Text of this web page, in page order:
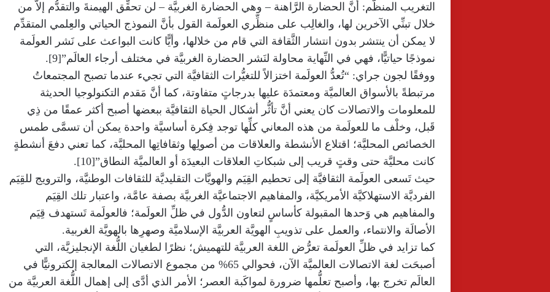
التغريب المنظَّم: أنَّ الحضارة الرَّاهنة – وهي الحضارة الغربيَّة – لن تحقِّق الهيمنةَ والتقدُّم إلاَّ من
خلال تبنِّي الآخرين لها، والغالِب على منظِّري العولَمة القول بأنَّ النموذج الحياتي والعِلمي المتقدِّم
لا يمكن أن ينتشر بدون انتشار الثَّقافة التي قام من خلالها، وأيًّا كانت البواعث على نَشر العولَمة
نموذجًا حياتيًّا، فهي في النِّهاية محاولة لنَشر الحضارة الغربيَّة في مختلف أرجاء العالَم”[9].
ووفقًا لجون جراي: “تُعدُّ العولَمة اختزالاً للتغيُّرات الثقافيَّة التي تجيء عندما تصبح المجتمعاتُ
مرتبطةً بالأسواق العالميَّة ومعتمدَة عليها بدرجاتٍ متفاوتة، كما أنَّ مَقدم التكنولوجيا الحديثة
للمعلومات والاتصالات كان يعني أنَّ تأثُّر أشكال الحياة الثقافيَّة ببعضها أصبح أكثر عمقًا من ذِي
قَبل، وخلْف ما للعولَمة من هذه المعاني كلِّها توجد فِكرة أساسيَّة واحدة يمكن أن تسمَّى طمس
الخصائص المحليَّة؛ اقتلاع الأنشطة والعلاقات من أصولِها وثقافاتِها المحليَّة، كما تعني دفعَ أنشطةٍ
كانت محليَّة حتى وقتٍ قريب إلى شبكاتِ العلاقات البعيدَة أو العالميَّة النطاق”[10].
حيث تَسعى العولَمة الثقافيَّة إلى تحطيم القِيَم والهويَّات التقليديَّة للثقافات الوطنيَّة، والترويج للقِيَم
الفرديَّة الاستهلاكيَّة الأمريكيَّة، والمفاهيم الاجتماعيَّة الغربيَّة بصفة عامَّة، واعتبار تلك القِيَم
والمفاهيم هي وَحدها المقبولة كأساسٍ لتعاون الدُّول في ظلِّ العولَمة؛ فالعولَمة تَستهدف قِيَم
الأصالَة والانتماء، والعمل على تذويبِ الهويَّة العربيَّة الإسلاميَّة وصهرِها بالهويَّة الغربية.
كما تزايد في ظلِّ العولَمة تعرُّض اللغة العربيَّة للتهميش؛ نظرًا لطغيان اللُّغة الإنجليزيَّة، التي
أصبحَت لغة الاتصالات العالميَّة الآن، فحوالي 65% من مجموع الاتصالات المعالجة إلكترونيًّا في
العالَم تخرج بها، وأصبح تعلُّمها ضرورة لمواكَبة العصر؛ الأمر الذي أدَّى إلى إهمال اللُّغة العربيَّة من